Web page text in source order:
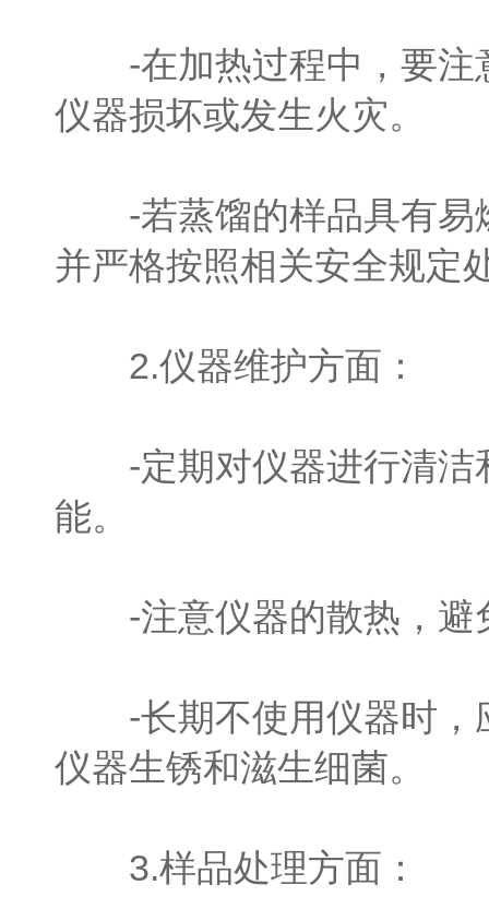
-在加热过程中，要注
仪器损坏或发生火灾。
-若蒸馏的样品具有易
并严格按照相关安全规定
2.仪器维护方面：
-定期对仪器进行清洁
能。
-注意仪器的散热，避
-长期不使用仪器时，
仪器生锈和滋生细菌。
3.样品处理方面：